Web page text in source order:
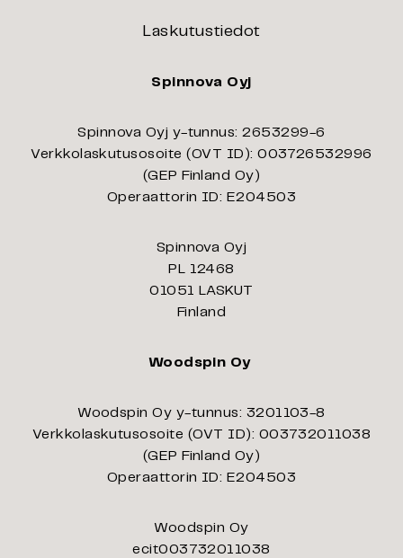
Laskutustiedot
Spinnova Oyj
Spinnova Oyj y-tunnus: 2653299-6
Verkkolaskutusosoite (OVT ID): 003726532996
(GEP Finland Oy)
Operaattorin ID: E204503
Spinnova Oyj
PL 12468
01051 LASKUT
Finland
Woodspin Oy
Woodspin Oy y-tunnus: 3201103-8
Verkkolaskutusosoite (OVT ID): 003732011038
(GEP Finland Oy)
Operaattorin ID: E204503
Woodspin Oy
ecit003732011038